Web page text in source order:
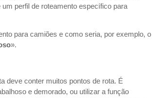
perfil de roteamento específico para
para camiões e como seria, por exemplo, o
».
deve conter muitos pontos de rota. É
e demorado, ou utilizar a função